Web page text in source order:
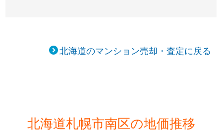
北海道のマンション売却・査定に戻る
北海道札幌市南区の地価推移